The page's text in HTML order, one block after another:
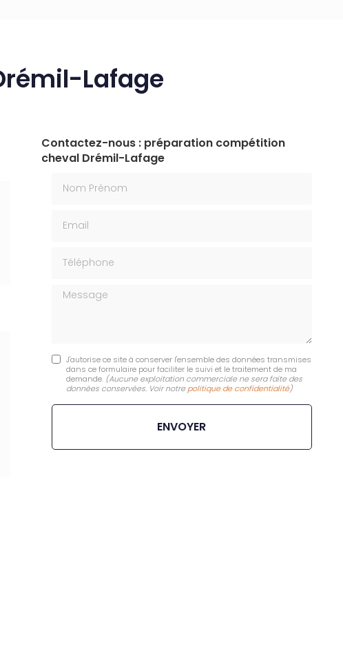
Lafage
Contactez-nous : préparation compétition
cheval Drémil-Lafage
Message
J'autorise ce site à conserver l'ensemble des données transmises
dans ce formulaire pour faciliter le suivi et le traitement de ma
demande. (Aucune exploitation commerciale ne sera faite des
données conservées. Voir notre politique de confidentialité)